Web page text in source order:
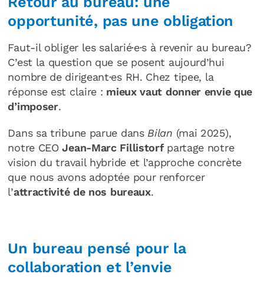
opportunité, pas une obligation
Faut-il obliger les salarié·e·s à revenir au bureau?
C’est la question que se posent aujourd’hui
nombre de dirigeant·es RH. Chez tipee, la
réponse est claire : mieux vaut donner envie que
d’imposer.
Dans sa tribune parue dans Bilan (mai 2025),
notre CEOJean-Marc Fillistorfpartage notre
vision du travail hybride et l’approche concrète
que nous avons adoptée pour renforcer
l’attractivité de nos bureaux.
Un bureau pensé pour la
collaboration et l’envie